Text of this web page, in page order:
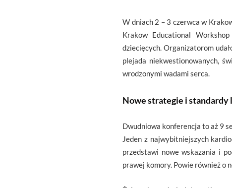
W dniach 2 – 3 czerwca w
Krakow Educational
dziecięcych. Organizatorom
plejada niekwestionowanych,
wrodzonymi wadami serca.
Nowe strategie i standardy
Dwudniowa konferencja to aż 9
Jeden z najwybitniejszych
przedstawi nowe wskazania i
prawej komory. Powie również o